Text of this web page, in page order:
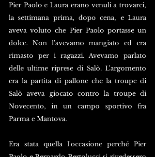
Pier Paolo e Laura erano venuli a trovarci,
la settimana prima, dopo cena, e Laura
aveva voluto che Pier Paolo portasse un
dolce. Non l'avevamo mangiato ed era
rimasto per i ragazzi. Avevamo parlato
delle ultime riprese di Salò. L'argomento
era la partita di pallone che la troupe di
Salò aveva giocato contro la troupe di
Novecento, in un campo sportivo fra
Parma e Mantova.
Era stata quella l'occasione perché Pier